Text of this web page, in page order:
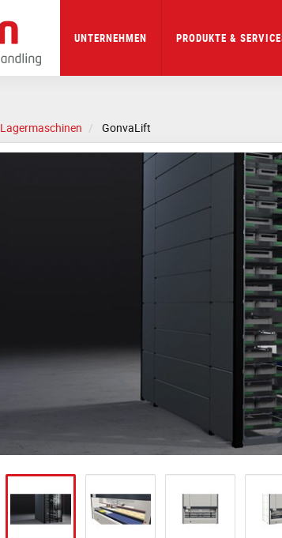
UNTERNEHMEN PRODUKTE &
Lagermaschinen GonvaLift